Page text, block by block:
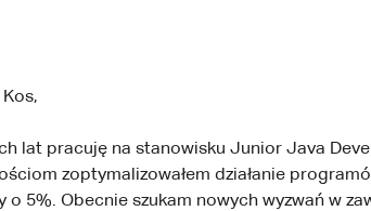
lat pracuję na stanowisku Junior Java
zoptymalizowałem działanie
o 5%. Obecnie szukam nowych wyzwań w